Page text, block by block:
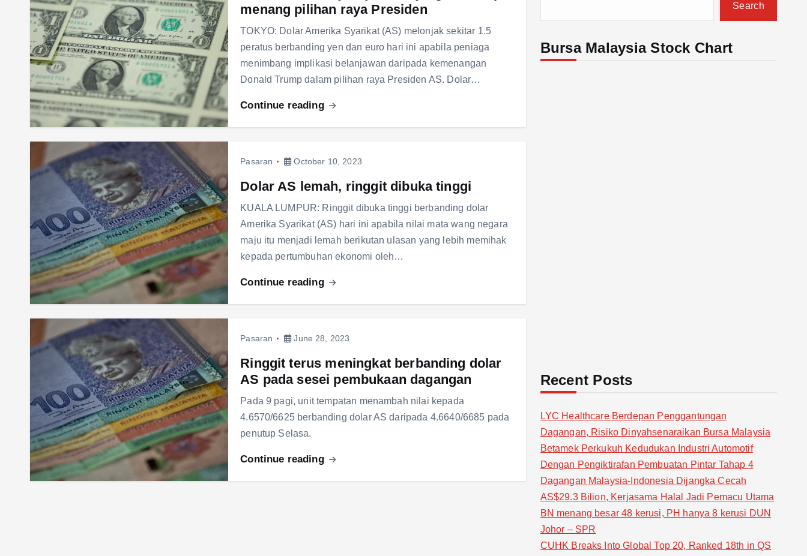
menang pilihan raya Presiden
TOKYO: Dolar Amerika Syarikat (AS) melonjak sekitar 1.5
peratus berbanding yen dan euro hari ini apabila peniaga
menimbang implikasi belanjawan daripada kemenangan
Donald Trump dalam pilihan raya Presiden AS. Dolar…
Continue reading
Pasaran October 10, 2023
Dolar AS lemah, ringgit dibuka tinggi
KUALA LUMPUR: Ringgit dibuka tinggi berbanding dolar
Amerika Syarikat (AS) hari ini apabila nilai mata wang negara
maju itu menjadi lemah berikutan ulasan yang lebih memihak
kepada pertumbuhan ekonomi oleh…
Continue reading
Pasaran June 28, 2023
Ringgit terus meningkat berbanding dolar
AS pada sesei pembukaan dagangan
Pada 9 pagi, unit tempatan menambah nilai kepada
4.6570/6625 berbanding dolar AS daripada 4.6640/6685 pada
penutup Selasa.
Continue reading
Search
Bursa Malaysia Stock Chart
Recent Posts
LYC Healthcare Berdepan Penggantungan
Dagangan, Risiko Dinyahsenaraikan Bursa Malaysia
Betamek Perkukuh Kedudukan Industri Automotif
Dengan Pengiktirafan Pembuatan Pintar Tahap 4
Dagangan Malaysia-Indonesia Dijangka Cecah
AS$29.3 Bilion, Kerjasama Halal Jadi Pemacu Utama
BN menang besar 48 kerusi, PH hanya 8 kerusi DUN
Johor – SPR
CUHK Breaks Into Global Top 20, Ranked 18th in QS